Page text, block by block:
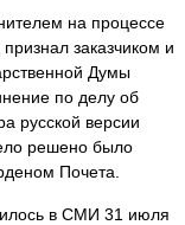
на процессе
заказчиком и
Думы
по делу об
русской версии
решено было
Почета.
в СМИ 31 июля